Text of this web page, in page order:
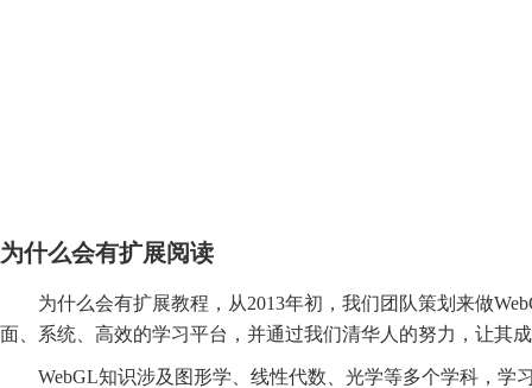
为什么会有扩展阅读
为什么会有扩展教程，从2013年初，我们团队策划来做
面、系统、高效的学习平台，并通过我们清华人的努力，让其
WebGL知识涉及图形学、线性代数、光学等多个学科，